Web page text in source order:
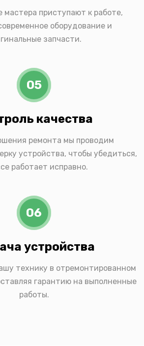
приступают к работе,
оборудование и
запчасти.
05
качества
ремонта мы проводим
устройства, чтобы убедиться,
работает исправно.
06
устройства
технику в отремонтированном
гарантию на выполненные
работы.